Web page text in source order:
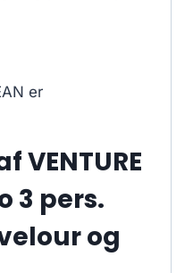
er
VENTURE
3 pers.
og